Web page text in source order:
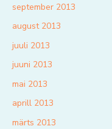
september 2013
august 2013
juuli 2013
juuni 2013
mai 2013
aprill 2013
märts 2013